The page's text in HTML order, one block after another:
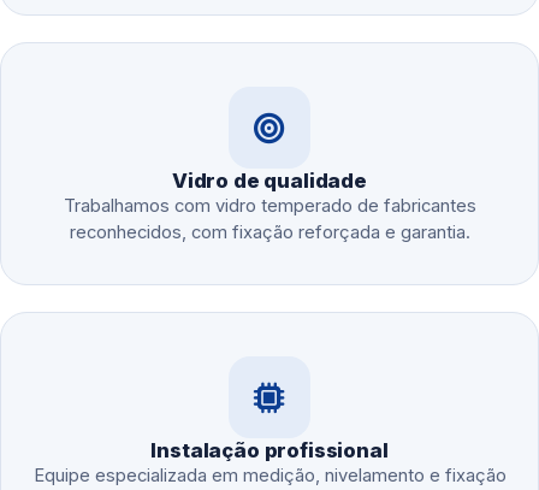
Vidro de qualidade
Trabalhamos com vidro temperado de fabricantes
reconhecidos, com fixação reforçada e garantia.
Instalação profissional
Equipe especializada em medição, nivelamento e fixação